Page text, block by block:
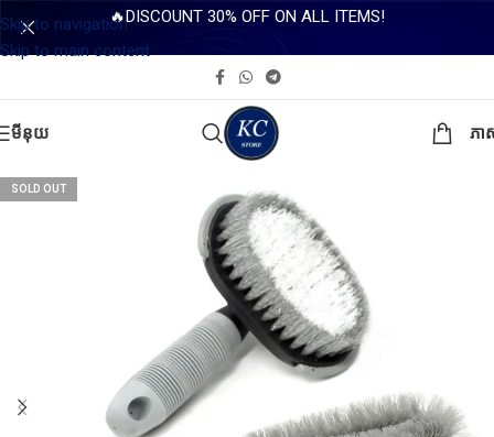
Skip to navigation
Skip to main content
🔥DISCOUNT 30% OFF ON ALL ITEMS!
មីនុយ ភា
SOLD OUT